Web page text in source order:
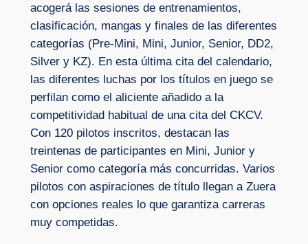
acogerá las sesiones de entrenamientos,
clasificación, mangas y finales de las diferentes
categorías (Pre-Mini, Mini, Junior, Senior, DD2,
Silver y KZ). En esta última cita del calendario,
las diferentes luchas por los títulos en juego se
perfilan como el aliciente añadido a la
competitividad habitual de una cita del CKCV.
Con 120 pilotos inscritos, destacan las
treintenas de participantes en Mini, Junior y
Senior como categoría más concurridas. Varios
pilotos con aspiraciones de título llegan a Zuera
con opciones reales lo que garantiza carreras
muy competidas.